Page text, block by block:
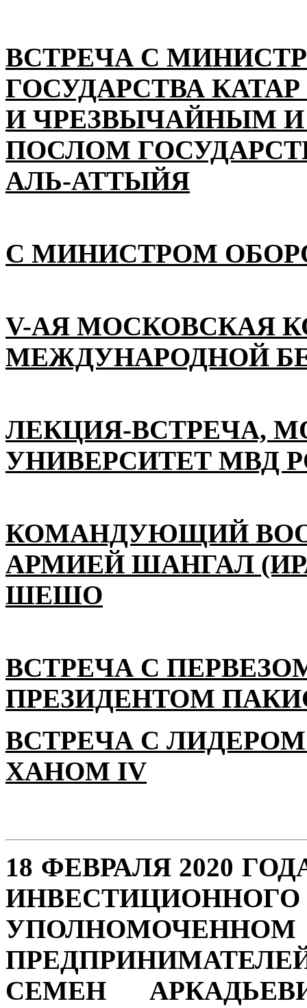
ВСТРЕЧА С
ГОСУДАРСТВА
И ЧРЕЗВЫЧАЙНЫМ
ПОСЛОМ
АЛЬ-АТТЫЙЯ
С МИНИСТРОМ
V-АЯ МОСКОВСКАЯ
МЕЖДУНАРОДНОЙ
ЛЕКЦИЯ-ВСТРЕЧА,
УНИВЕРСИТЕТ МВД
КОМАНДУЮЩИЙ
АРМИЕЙ ШАНГАЛ
ШЕШО
ВСТРЕЧА С
ПРЕЗИДЕНТОМ
ВСТРЕЧА С
ХАНОМ IV
18 ФЕВРАЛЯ 2020
СЕМЕН